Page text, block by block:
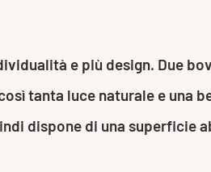
e più design. Due
tanta luce naturale e una
dispone di una superficie